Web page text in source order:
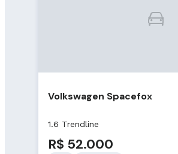
Volkswagen Spacefox
1.6 Trendline
R$ 52.000